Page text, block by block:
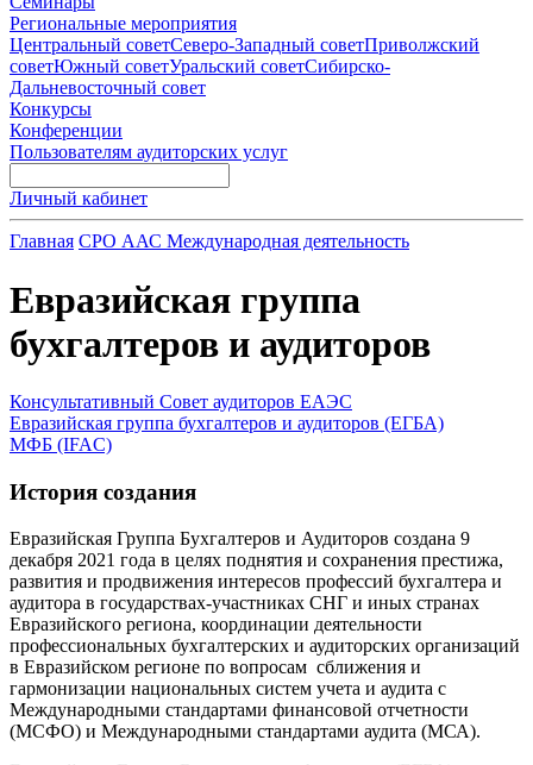
Региональные мероприятия
Центральный советСеверо-Западный советПриволжский
советЮжный советУральский советСибирско-
Дальневосточный совет
Конкурсы
Конференции
Пользователям аудиторских услуг
Личный кабинет
Главная СРО ААС Международная деятельность
Евразийская группа
бухгалтеров и аудиторов
Консультативный Совет аудиторов ЕАЭС
Евразийская группа бухгалтеров и аудиторов (ЕГБА)
МФБ (IFAC)
История создания
Евразийская Группа Бухгалтеров и Аудиторов создана 9
декабря 2021 года в целях поднятия и сохранения престижа,
развития и продвижения интересов профессий бухгалтера и
аудитора в государствах-участниках СНГ и иных странах
Евразийского региона, координации деятельности
профессиональных бухгалтерских и аудиторских организаций
в Евразийском регионе по вопросам сближения и
гармонизации национальных систем учета и аудита с
Международными стандартами финансовой отчетности
(МСФО) и Международными стандартами аудита (МСА).